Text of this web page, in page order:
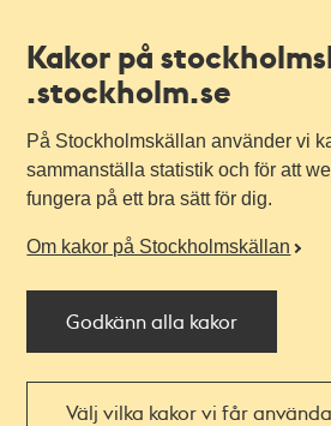
Kakor på
.stockholm.se
På Stockholmskällan använder vi
sammanställa statistik och för att
fungera på ett bra sätt för dig.
Om kakor på Stockholmskällan
Godkänn alla kakor
Välj vilka kakor vi får använda